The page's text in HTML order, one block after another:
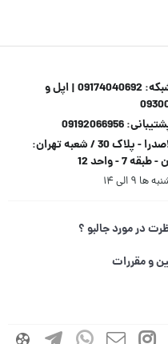
لپ تاپ:09172603060 | شبکه: 09174040692 | اپل و
شیراز - خیابان ملاصدرا - پاساژ ملاصدرا - پلاک 30 / شعبه تهران:
- واحد 12
در مورد جالبو ؟
و مقررات